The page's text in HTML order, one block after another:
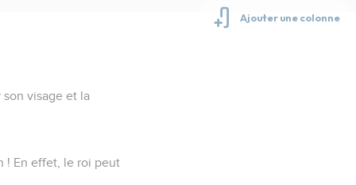
son visage et la
! En effet, le roi peut